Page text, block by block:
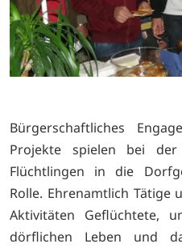
Bürgerschaftliches
Projekte spielen bei
Flüchtlingen in die
Rolle. Ehrenamtlich
Aktivitäten Geflüchtete,
dörflichen Leben und